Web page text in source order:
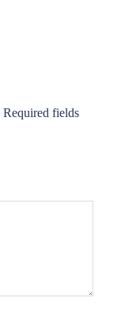
Required fields